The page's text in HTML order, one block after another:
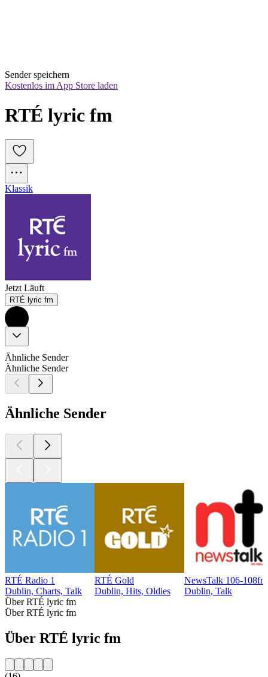
Sender speichern
Kostenlos im App Store laden
RTÉ lyric fm
Klassik
Jetzt Läuft
RTÉ lyric fm
Ähnliche Sender
Ähnliche Sender
Ähnliche Sender
RTÉ Radio 1
Dublin, Charts, Talk
RTÉ Gold
Dublin, Hits, Oldies
NewsTalk 106-108fm
Dublin, Talk
Über RTÉ lyric fm
Über RTÉ lyric fm
Über RTÉ lyric fm